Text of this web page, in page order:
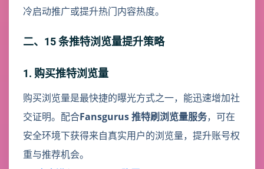
冷启动推广或提升热门内容热度。
二、15 条推特浏览量提升策略
1. 购买推特浏览量
购买浏览量是最快捷的曝光方式之一，能迅速增加社
交证明。配合Fansgurus 推特刷浏览量服务，可在
安全环境下获得来自真实用户的浏览量，提升账号权
重与推荐机会。